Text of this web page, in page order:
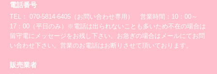
電話番号
TEL： 070-5814-6405（お問い合わせ専用） 営業時間：10：00～
17：00（平日のみ）※電話は出られないことも多いため不在の場合は
留守電にメッセージをお残し下さい。お急ぎの場合はメールにてお問
い合わせ下さい。営業のお電話はお断りさせて頂いております。
販売業者